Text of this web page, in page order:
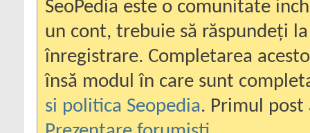
SeoPedia este o comunitate
un cont, trebuie să răspundeți
înregistrare. Completarea
însă modul în care sunt
si politica Seopedia. Primul